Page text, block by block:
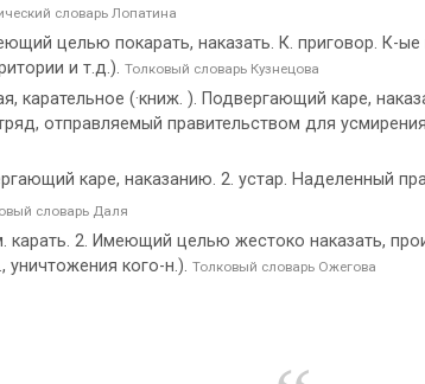
словарь Лопатина
целью покарать, наказать. К. приговор. К-
и т.д.). Толковый словарь Кузнецова
карательное (·книж. ). Подвергающий каре,
отправляемый правительством для усмирения
каре, наказанию. 2. устар. Наделенный
словарь Даля
2. Имеющий целью жестоко наказать,
кого-н.). Толковый словарь Ожегова